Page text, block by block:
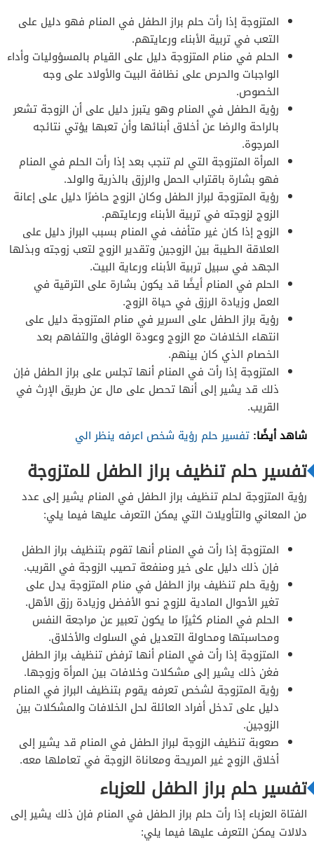
المتزوجة إذا رأت حلم براز الطفل في المنام فهو دليل على
التعب في تربية الأبناء ورعايتهم.
الحلم في منام المتزوجة دليل على القيام بالمسؤوليات وأداء
الواجبات والحرص على نظافة البيت والأولاد على وجه
الخصوص.
رؤية الطفل في المنام وهو يتبرز دليل على أن الزوجة تشعر
بالراحة والرضا عن أخلاق أبنائها وأن تعبها يؤتي نتائجه
المرجوة.
المرأة المتزوجة التي لم تنجب بعد إذا رأت الحلم في المنام
فهو بشارة باقتراب الحمل والرزق بالذرية والولد.
رؤية المتزوجة لبراز الطفل وكان الزوج حاضرًا دليل على إعانة
الزوج لزوجته في تربية الأبناء ورعايتهم.
الزوج إذا كان غير متأفف في المنام بسبب البراز دليل على
العلاقة الطيبة بين الزوجين وتقدير الزوج لتعب زوجته وبذلها
الجهد في سبيل تربية الأبناء ورعاية البيت.
الحلم في المنام أيضًا قد يكون بشارة على الترقية في
العمل وزيادة الرزق في حياة الزوج.
رؤية براز الطفل على السرير في منام المتزوجة دليل على
انتهاء الخلافات مع الزوج وعودة الوفاق والتفاهم بعد
الخصام الذي كان بينهم.
المتزوجة إذا رأت في المنام أنها تجلس على براز الطفل فإن
ذلك قد يشير إلى أنها تحصل على مال عن طريق الإرث في
القريب.
شاهد أيضًا: تفسير حلم رؤية شخص اعرفه ينظر الي
تفسير حلم تنظيف براز الطفل للمتزوجة
رؤية المتزوجة لحلم تنظيف براز الطفل في المنام يشير إلى عدد
من المعاني والتأويلات التي يمكن التعرف عليها فيما يلي:
المتزوجة إذا رأت في المنام أنها تقوم بتنظيف براز الطفل
فإن ذلك دليل على خير ومنفعة تصيب الزوجة في القريب.
رؤية حلم تنظيف براز الطفل في منام المتزوجة يدل على
تغير الأحوال المادية للزوج نحو الأفضل وزيادة رزق الأهل.
الحلم في المنام كثيرًا ما يكون تعبير عن مراجعة النفس
ومحاسبتها ومحاولة التعديل في السلوك والأخلاق.
المتزوجة إذا رأت في المنام أنها ترفض تنظيف براز الطفل
فغن ذلك يشير إلى مشكلات وخلافات بين المرأة وزوجها.
رؤية المتزوجة لشخص تعرفه يقوم بتنظيف البراز في المنام
دليل على تدخل أفراد العائلة لحل الخلافات والمشكلات بين
الزوجين.
صعوبة تنظيف الزوجة لبراز الطفل في المنام قد يشير إلى
أخلاق الزوج غير المريحة ومعاناة الزوجة في تعاملها معه.
تفسير حلم براز الطفل للعزباء
الفتاة العزباء إذا رأت حلم براز الطفل في المنام فإن ذلك يشير إلى
دلالات يمكن التعرف عليها فيما يلي: